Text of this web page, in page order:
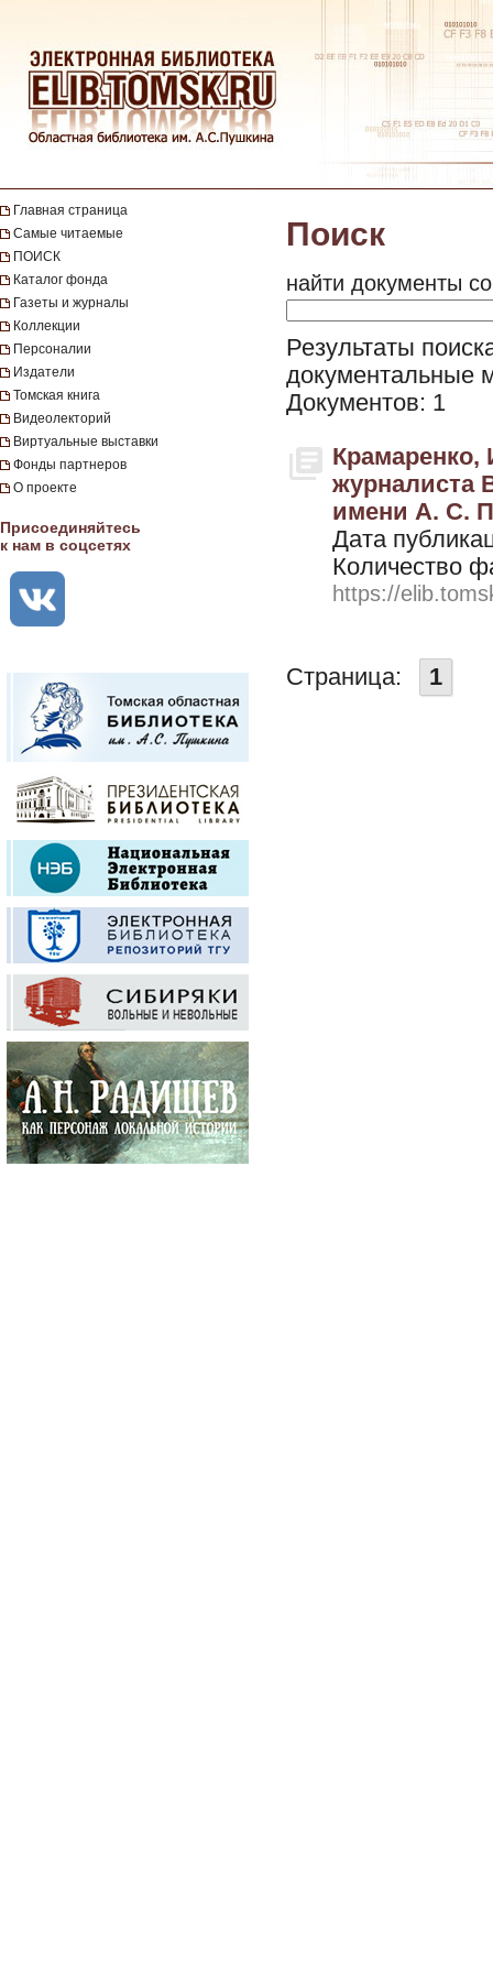
Главная страница
Самые читаемые
ПОИСК
Каталог фонда
Газеты и журналы
Коллекции
Персоналии
Издатели
Томская книга
Видеолекторий
Виртуальные выставки
Фонды партнеров
О проекте
Присоединяйтесь
к нам в соцсетях
Поиск
найти документы
Результаты
документальные
Документов: 1
Крамаренко,
журналиста
имени А. С.
Дата
Количество
https://
Страница: 1